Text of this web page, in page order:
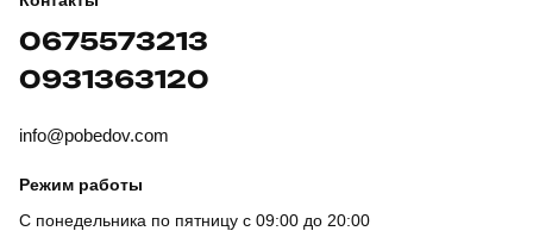
0675573213
0931363120
info@pobedov.com
Режим работы
С понедельника по пятницу с 09:00 до 20:00